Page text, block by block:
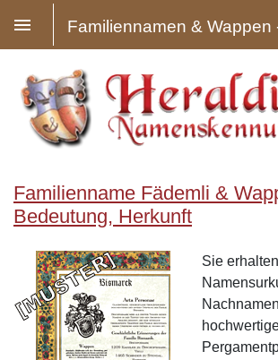
Familienname Fädemli &
Bedeutung, Herkunft
Sie